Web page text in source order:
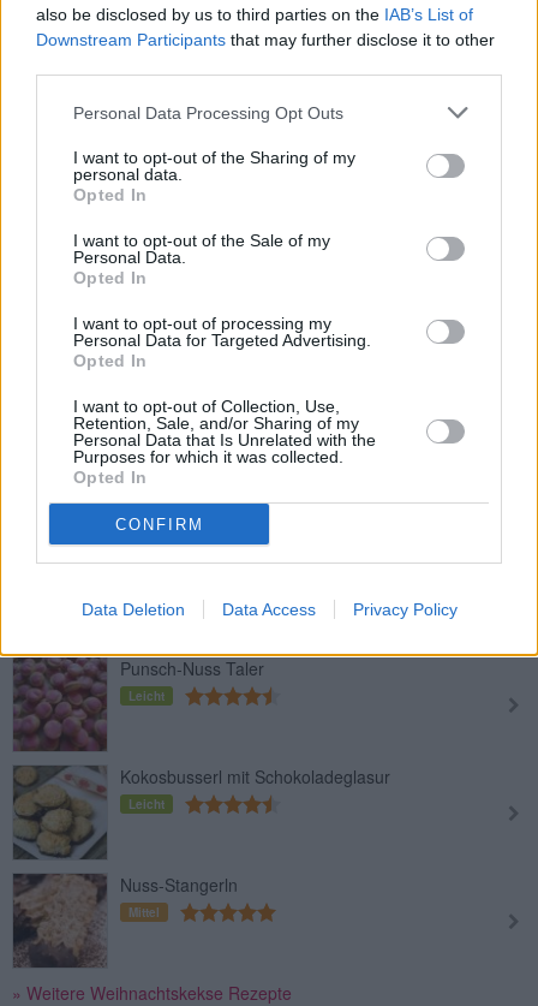
also be disclosed by us to third parties on the IAB’s List of
Downstream Participants that may further disclose it to other
Personal Data Processing Opt Outs
I want to opt-out of the Sharing of my
personal data.
Opted In
I want to opt-out of the Sale of my
Personal Data.
Opted In
I want to opt-out of processing my
Personal Data for Targeted Advertising.
Opted In
I want to opt-out of Collection, Use,
Retention, Sale, and/or Sharing of my
Personal Data that Is Unrelated with the
Purposes for which it was collected.
Opted In
CONFIRM
Data Deletion Data Access Privacy Policy
Macadamia Kekse
Leicht
Leicht
Red Velvet Whoopie Pies
Leicht
Anisbögen mit Butter
Leicht
Schneeflöckchen-Kekse
Leicht
Kaffeekipferl
Punsch-Nuss Taler
Leicht
Kokosbusserl mit Schokoladeglasur
Leicht
Nuss-Stangerln
Mittel
» Weitere Weihnachtskekse Rezepte